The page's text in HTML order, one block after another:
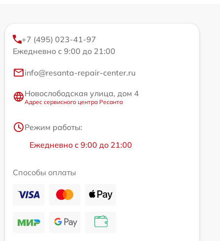
+7 (495) 023-41-97
Ежедневно с 9:00 до 21:00
info@resanta-repair-center.ru
Новослободская улица, дом 4
Адрес сервисного центра Ресанта
Режим работы:
Ежедневно с 9:00 до 21:00
Способы оплаты